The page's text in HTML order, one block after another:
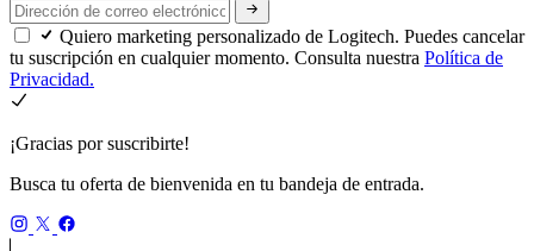
Quiero marketing personalizado de Logitech. Puedes cancelar
tu suscripción en cualquier momento. Consulta nuestra Política de
Privacidad.
¡Gracias por suscribirte!
Busca tu oferta de bienvenida en tu bandeja de entrada.